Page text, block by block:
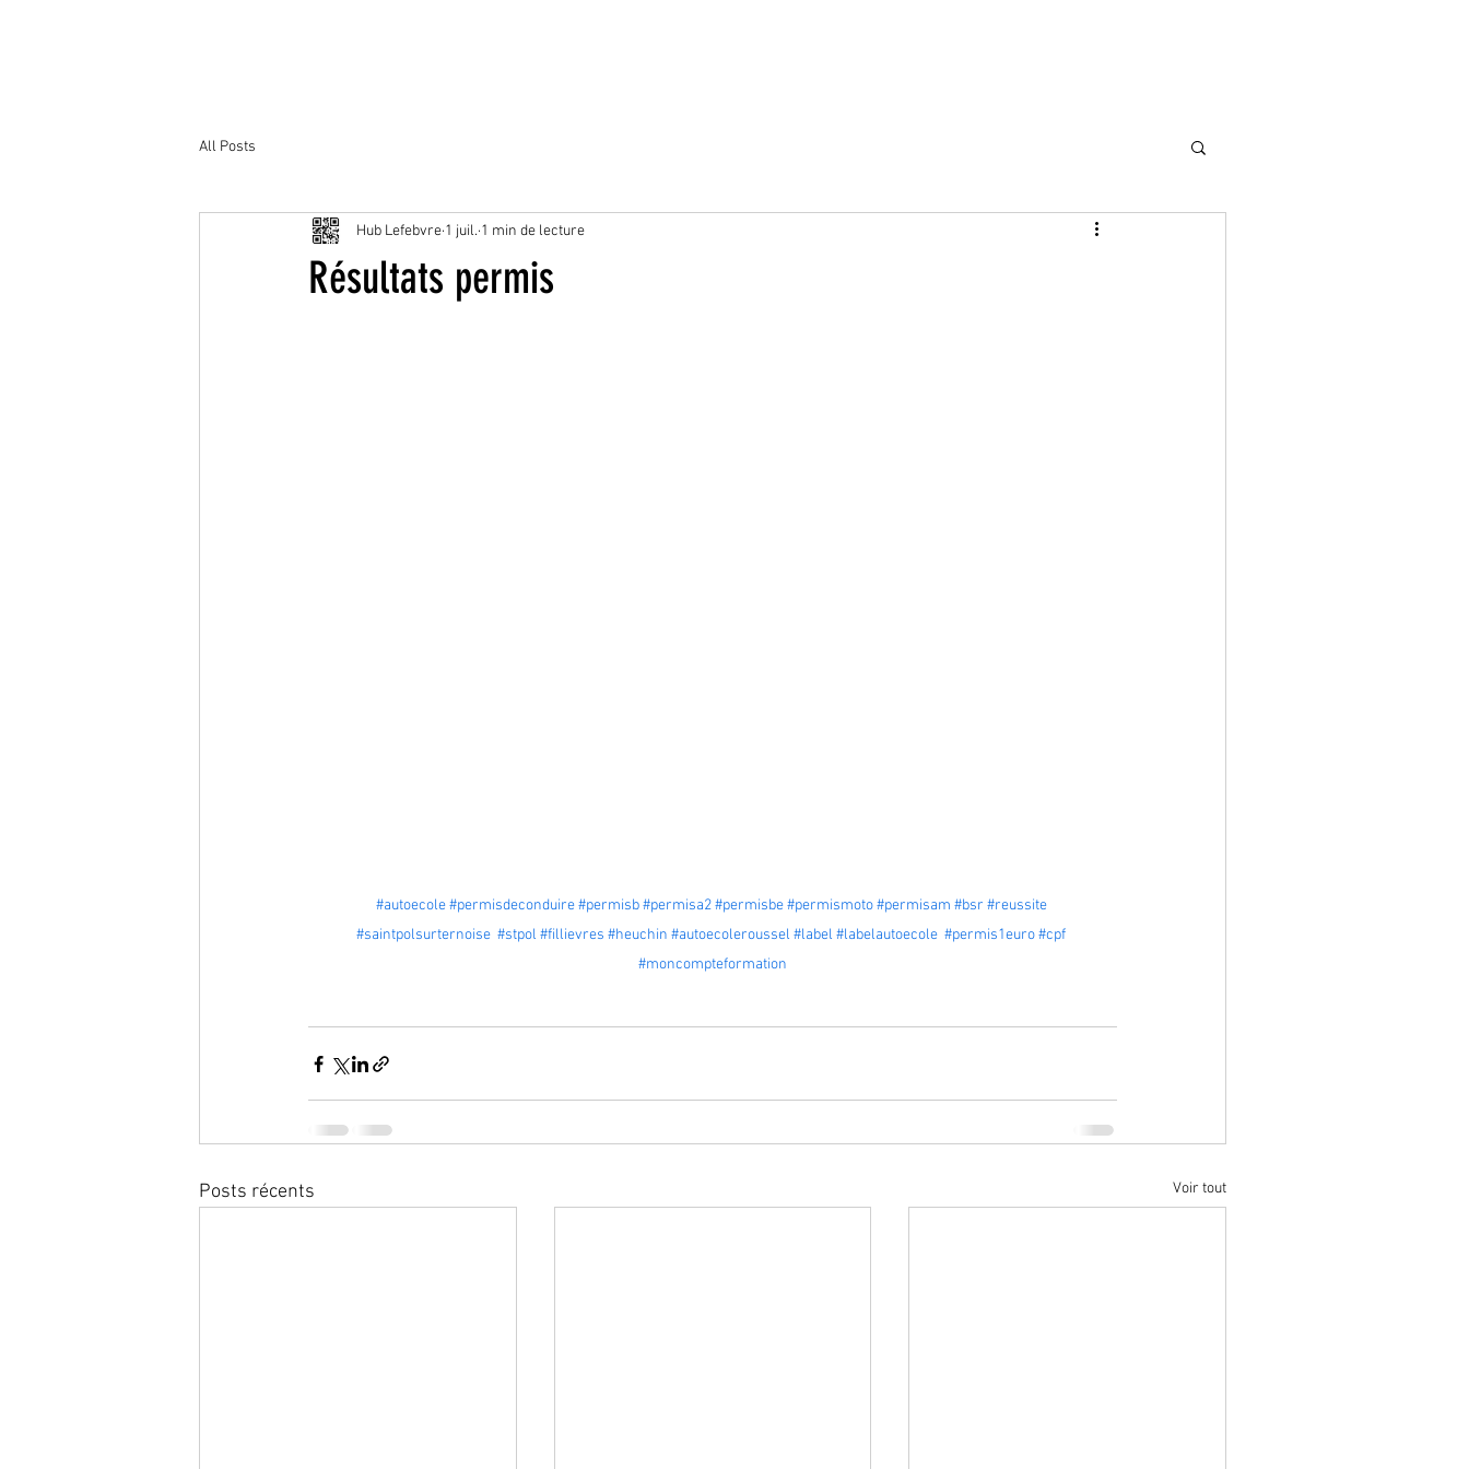
All Posts
Résultats permis
Hub Lefebvre 1 juil. 1 min de lecture
#autoecole #permisdeconduire #permisb #permisa2 #permisbe #permismoto #permisam #bsr #reussite
#saintpolsurternoise #stpol #fillievres #heuchin #autoecoleroussel #label #labelautoecole #permis1euro#cpf
#moncompteformation
Posts récents Voir tout